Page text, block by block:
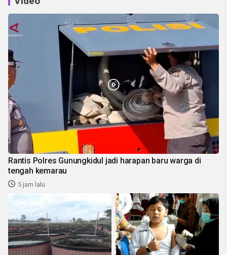
Rantis Polres Gunungkidul jadi harapan baru warga di
tengah kemarau
5 jam lalu